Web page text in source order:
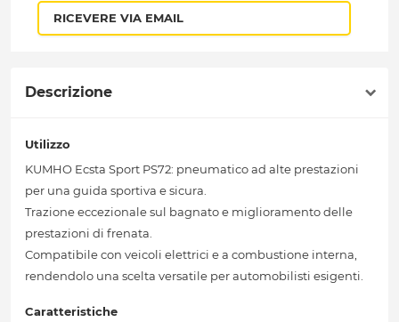
RICEVERE VIA EMAIL
Descrizione
Utilizzo
KUMHO Ecsta Sport PS72: pneumatico ad alte prestazioni
per una guida sportiva e sicura.
Trazione eccezionale sul bagnato e miglioramento delle
prestazioni di frenata.
Compatibile con veicoli elettrici e a combustione interna,
rendendolo una scelta versatile per automobilisti esigenti.
Caratteristiche